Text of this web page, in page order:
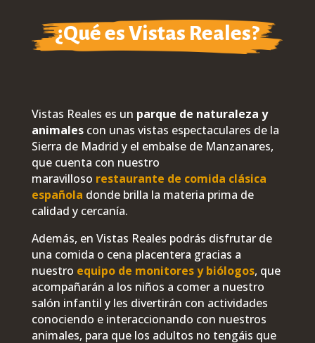
¿Qué es Vistas Reales?
Vistas Reales es un parque de naturaleza y
animales con unas vistas espectaculares de la
Sierra de Madrid y el embalse de Manzanares,
que cuenta con nuestro
maravilloso restaurante de comida clásica
española donde brilla la materia prima de
calidad y cercanía.
Además, en Vistas Reales podrás disfrutar de
una comida o cena placentera gracias a
nuestro equipo de monitores y biólogos, que
acompañarán a los niños a comer a nuestro
salón infantil y les divertirán con actividades
conociendo e interaccionando con nuestros
animales, para que los adultos no tengáis que